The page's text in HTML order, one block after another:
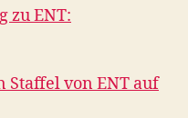
zu ENT:
Staffel von ENT auf